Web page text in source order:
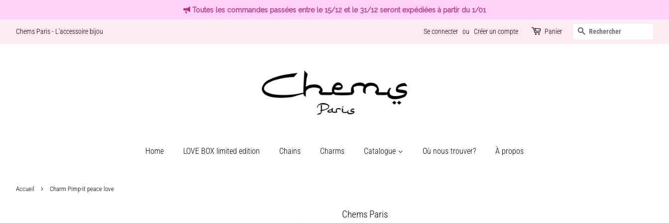
Toutes les commandes passées entre le 15/12 et le 31/12 seront expédiées à partir du 1/01
Chems Paris - L'accessoire bijou Se connecter ou Créer un compte Panier Recherche
Home LOVE BOX limited edition Chains Charms Catalogue Où nous trouver? À propos
Accueil › Charm Pimp-it peace love
Chems Paris